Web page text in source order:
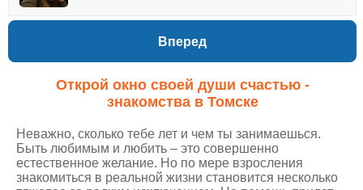
Вперед
Открой окно своей души счастью -
знакомства в Томске
Неважно, сколько тебе лет и чем ты занимаешься.
Быть любимым и любить – это совершенно
естественное желание. Но по мере взросления
знакомиться в реальной жизни становится несколько